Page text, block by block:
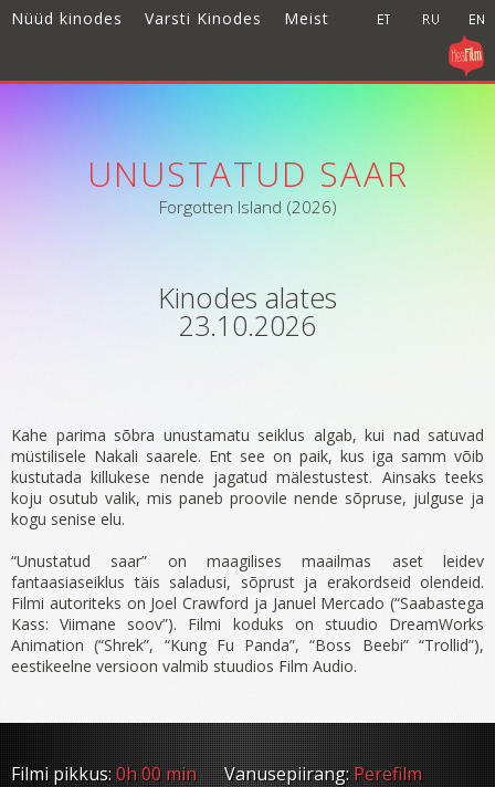
Nüüd kinodes Varsti Kinodes Meist
UNUSTATUD SAAR
Forgotten Island (2026)
Kinodes alates
23.10.2026
Kahe parima sõbra unustamatu seiklus algab, kui nad satuvad
müstilisele Nakali saarele. Ent see on paik, kus iga samm võib
kustutada killukese nende jagatud mälestustest. Ainsaks teeks
koju osutub valik, mis paneb proovile nende sõpruse, julguse ja
kogu senise elu.
“Unustatud saar” on maagilises maailmas aset leidev
fantaasiaseiklus täis saladusi, sõprust ja erakordseid olendeid.
Filmi autoriteks on Joel Crawford ja Januel Mercado (“Saabastega
Kass: Viimane soov”). Filmi koduks on stuudio DreamWorks
Animation (“Shrek”, “Kung Fu Panda”, “Boss Beebi” “Trollid”),
eestikeelne versioon valmib stuudios Film Audio.
Filmi pikkus:0h 00 min Vanusepiirang:Perefilm